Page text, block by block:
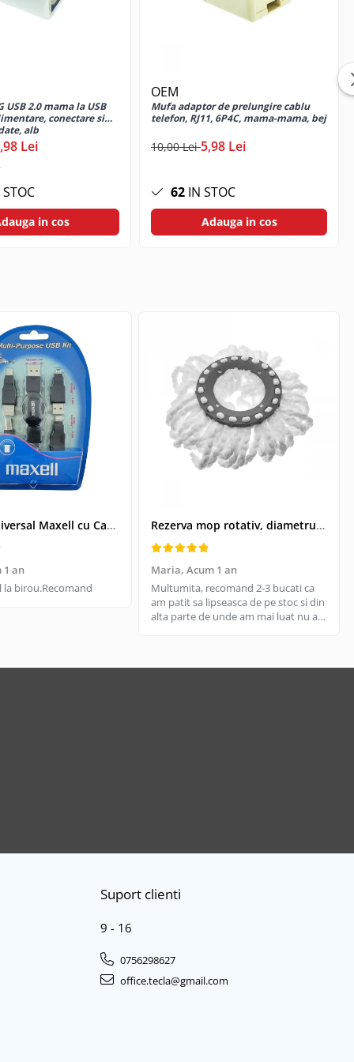
USB 2.0 mama la USB
conectare si
alb
Lei
in cos
OEM
Mufa adaptor de prelungire cablu
telefon, RJ11, 6P4C, mama-mama, bej
10,00 Lei5,98 Lei
62 IN STOC
Adauga in cos
Kit USB Universal Maxell cu Cablu Retractabil si 4 Adaptoare, Husa Protectoare - Conectivitate pentru Dispozitive Vechi si Noi
1 an
la birou.Recomand
Rezerva mop rotativ, diametrul parte prindere 16 cm, microfibre cu lungime de 15 cm, alba
Maria, Acum 1 an
Multumita, recomand 2-3 bucati ca
am patit sa lipseasca de pe stoc si din
alta parte de unde am mai luat nu are
Suport clienti
9 - 16
0756298627
office.tecla@gmail.com